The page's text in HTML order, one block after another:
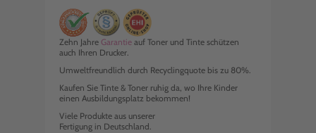
Zehn Jahre Garantie auf Toner und Tinte schützen
auch Ihren Drucker.
Umweltfreundlich durch Recyclingquote bis zu 80%.
Kaufen Sie Tinte & Toner ruhig da, wo Ihre Kinder
einen Ausbildungsplatz bekommen!
Viele Produkte aus unserer
Fertigung in Deutschland.